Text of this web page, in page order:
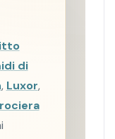
di
, Luxor,